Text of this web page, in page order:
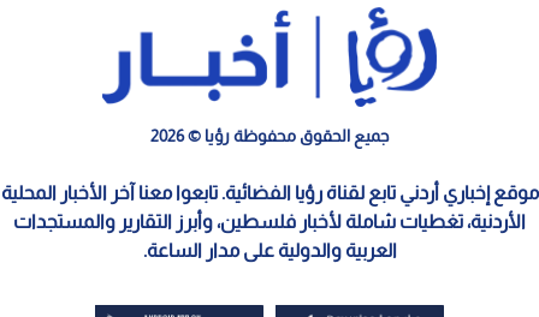
جميع الحقوق محفوظة رؤيا © 2026
موقع إخباري أردني تابع لقناة رؤيا الفضائية. تابعوا معنا آخر الأخبار المحلية
الأردنية، تغطيات شاملة لأخبار فلسطين، وأبرز التقارير والمستجدات
العربية والدولية على مدار الساعة.